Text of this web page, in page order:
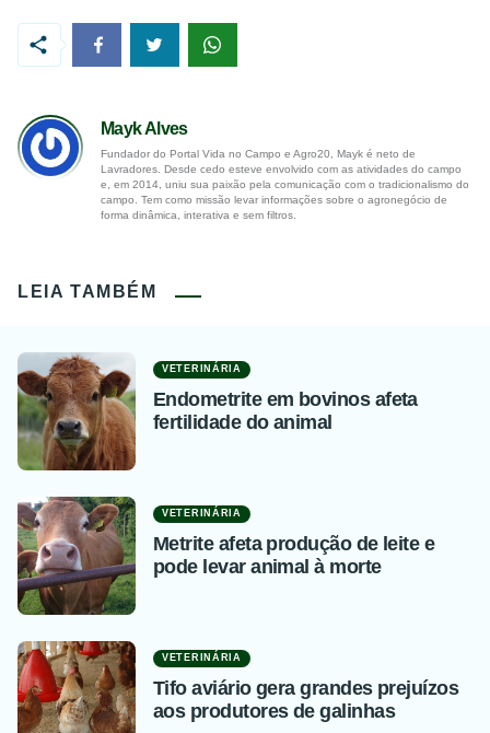
Mayk Alves
Fundador do Portal Vida no Campo e Agro20, Mayk é neto de
Lavradores. Desde cedo esteve envolvido com as atividades do campo
e, em 2014, uniu sua paixão pela comunicação com o tradicionalismo do
campo. Tem como missão levar informações sobre o agronegócio de
forma dinâmica, interativa e sem filtros.
LEIA TAMBÉM
VETERINÁRIA
Endometrite em bovinos afeta
fertilidade do animal
VETERINÁRIA
Metrite afeta produção de leite e
pode levar animal à morte
VETERINÁRIA
Tifo aviário gera grandes prejuízos
aos produtores de galinhas